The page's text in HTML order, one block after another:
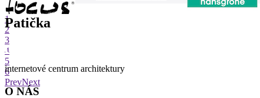
1
2
3
4
5
6
PrevNext
Patička
internetové centrum architektury
O NÁS